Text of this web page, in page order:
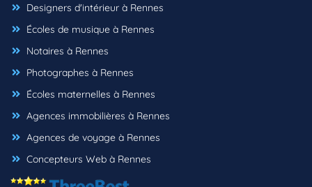
Designers d'intérieur à Rennes
Écoles de musique à Rennes
Notaires à Rennes
Photographes à Rennes
Écoles maternelles à Rennes
Agences immobilières à Rennes
Agences de voyage à Rennes
Concepteurs Web à Rennes